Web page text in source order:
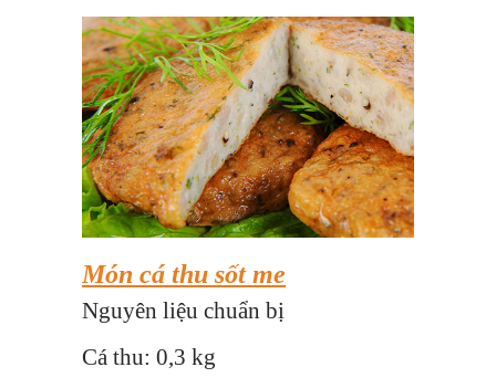
Món cá thu sốt me
Nguyên liệu chuẩn bị
Cá thu: 0,3 kg